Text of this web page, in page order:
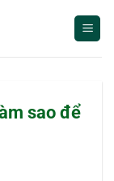
sao để